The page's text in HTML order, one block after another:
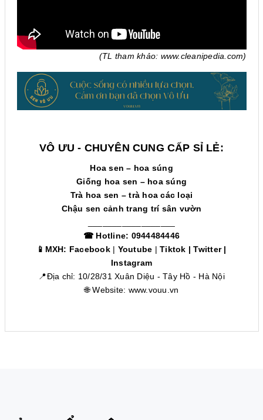
(TL tham khảo: www.cleanipedia.com)
VÔ ƯU - CHUYÊN CUNG CẤP SỈ LẺ:
Hoa sen – hoa súng
Giống hoa sen – hoa súng
Trà hoa sen – trà hoa các loại
Chậu sen cảnh trang trí sân vườn
☎ Hotline: 0944484446
📱MXH: Facebook| Youtube |Tiktok |Twitter|
Instagram
📍Địa chỉ: 10/28/31 Xuân Diệu - Tây Hồ - Hà Nội
🌐 Website: www.vouu.vn